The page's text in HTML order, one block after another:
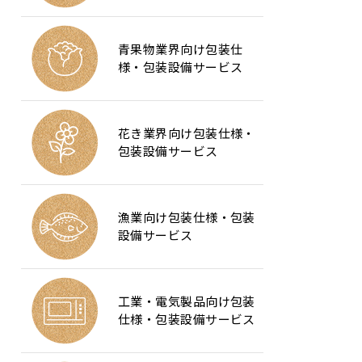
青果物業界向け包装仕
様・包装設備サービス
花き業界向け包装仕様・
包装設備サービス
漁業向け包装仕様・包装
設備サービス
工業・電気製品向け包装
仕様・包装設備サービス